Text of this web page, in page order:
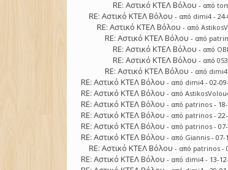
RE: Αστικό ΚΤΕΛ Βόλου - από
RE: Αστικό ΚΤΕΛ Βόλου - από dimi4 -
RE: Αστικό ΚΤΕΛ Βόλου - από
RE: Αστικό ΚΤΕΛ Βόλου - από
RE: Αστικό ΚΤΕΛ Βόλου - από
RE: Αστικό ΚΤΕΛ Βόλου - από
RE: Αστικό ΚΤΕΛ Βόλου - από dimi4
RE: Αστικό ΚΤΕΛ Βόλου - από dimi4 - 02-
RE: Αστικό ΚΤΕΛ Βόλου - από
RE: Αστικό ΚΤΕΛ Βόλου - από patrinos -
RE: Αστικό ΚΤΕΛ Βόλου - από patrinos -
RE: Αστικό ΚΤΕΛ Βόλου - από patrinos -
RE: Αστικό ΚΤΕΛ Βόλου - από Giannis - 07-
RE: Αστικό ΚΤΕΛ Βόλου - από patrinos -
RE: Αστικό ΚΤΕΛ Βόλου - από dimi4 - 13-